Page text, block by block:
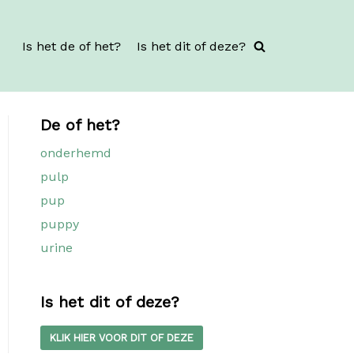
Is het de of het? Is het dit of deze?
De of het?
onderhemd
pulp
pup
puppy
urine
Is het dit of deze?
KLIK HIER VOOR DIT OF DEZE